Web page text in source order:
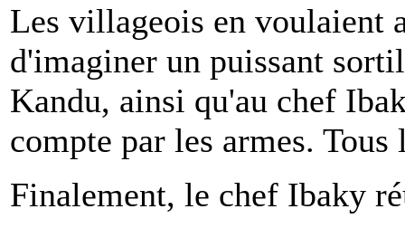
Les villageois en voulaient
d'imaginer un puissant
Kandu, ainsi qu'au chef
compte par les armes.
Finalement, le chef Ibaky